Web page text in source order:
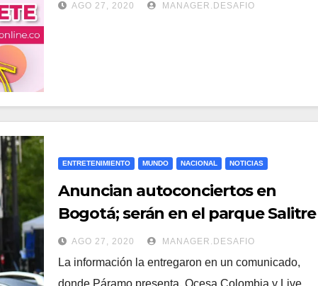
AGO 27, 2020 MANAGER.DESAFIO
ENTRETENIMIENTO MUNDO NACIONAL NOTICIAS
Anuncian autoconciertos en
Bogotá; serán en el parque Salitre
Mágico
AGO 27, 2020 MANAGER.DESAFIO
La información la entregaron en un comunicado,